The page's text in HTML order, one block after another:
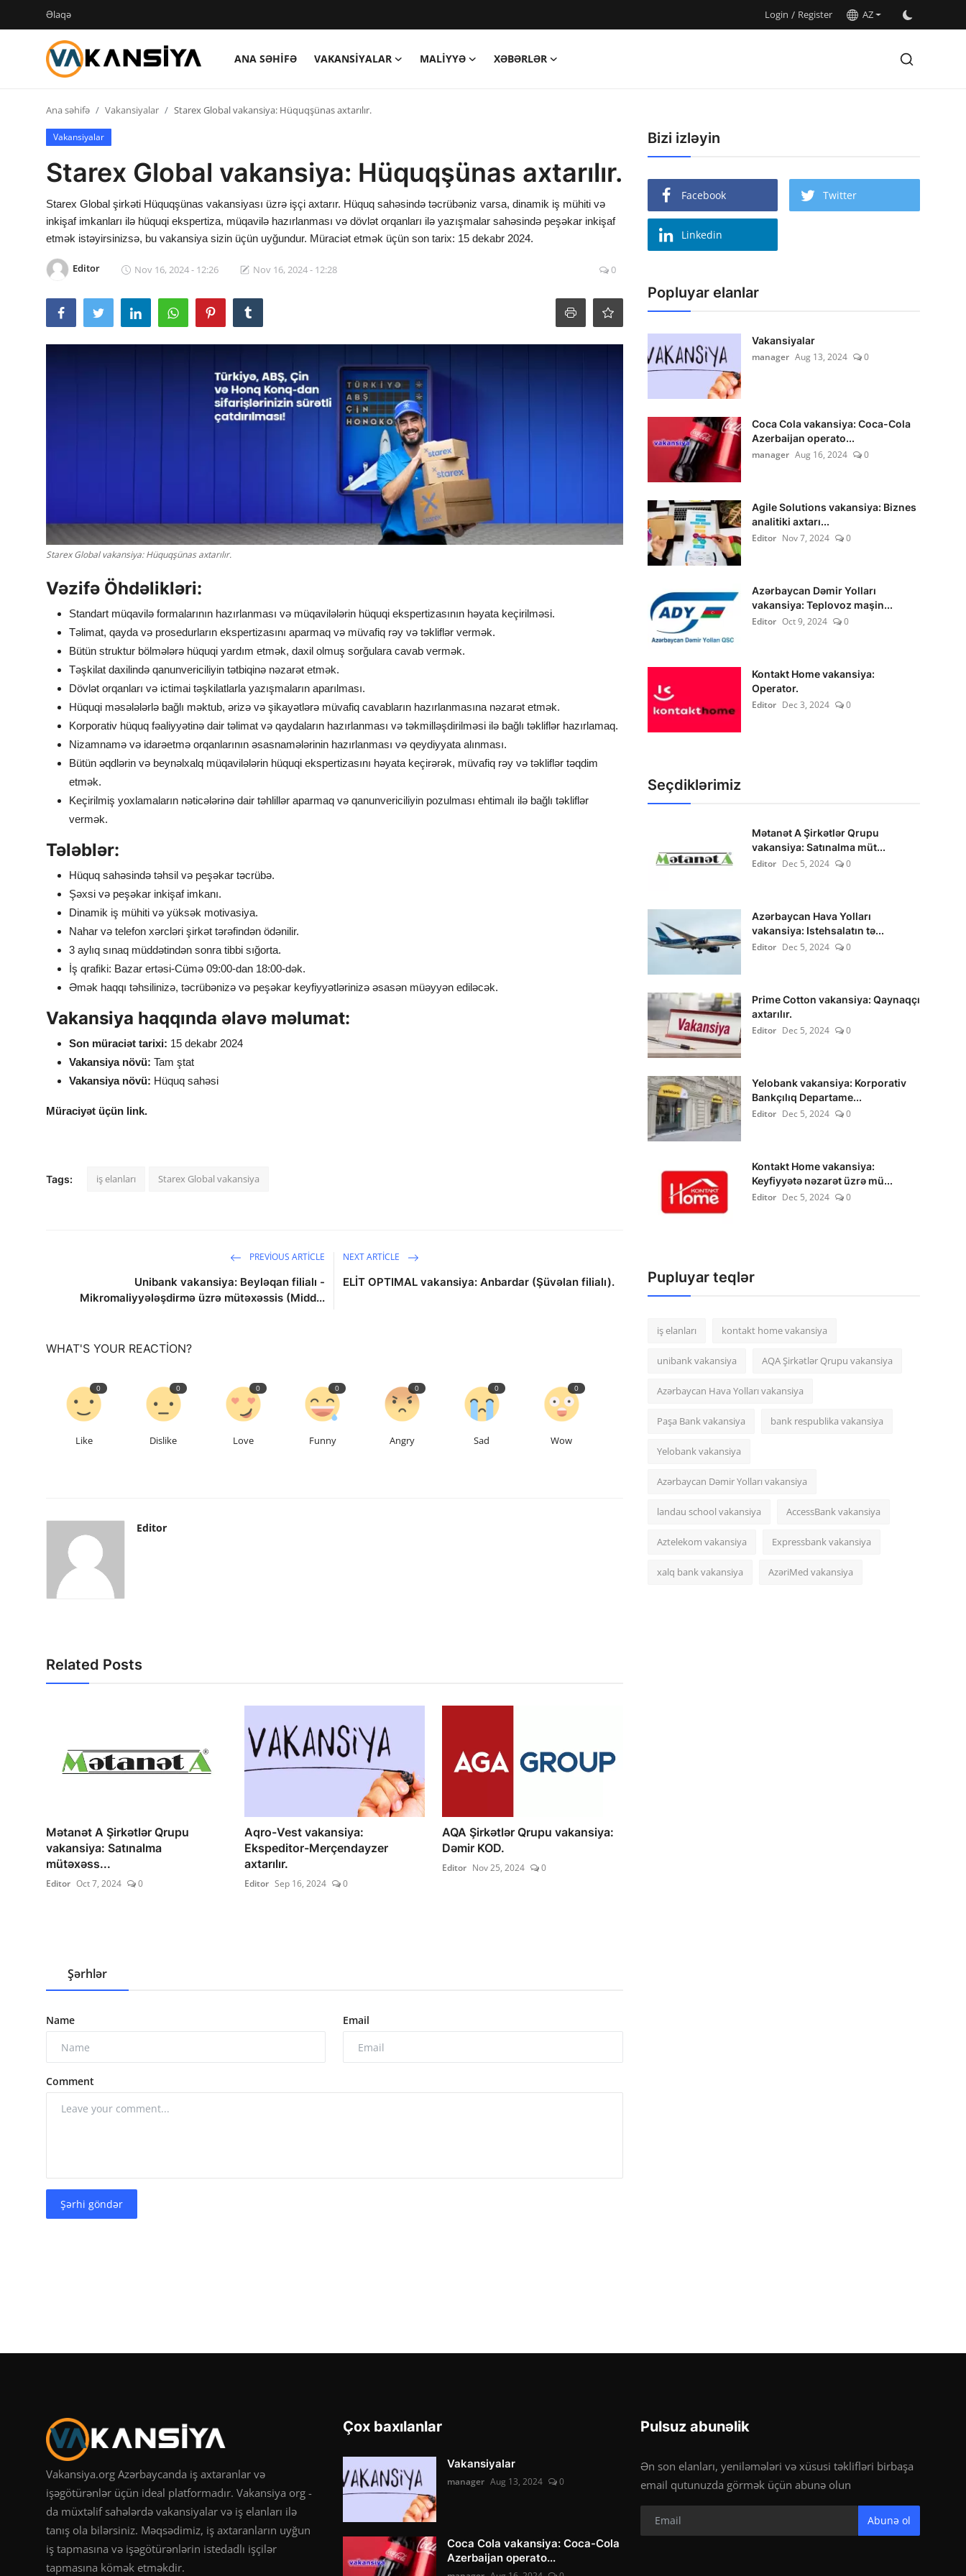
Əlaqə Login / Register AZ
ANA SƏHIFƏ VAKANSIYALAR MALIYYƏ
XƏBƏRLƏR
Login
Maliyyə
Xəbərlər
Ana səhifə Vakansiyalar Starex Global vakansiya: Hüquqşünas axtarılır.
Vakansiyalar
Starex Global vakansiya: Hüquqşünas axtarılır.
Starex Global şirkəti Hüquqşünas vakansiyası üzrə işçi axtarır. Hüquq sahəsində təcrübəniz varsa, dinamik iş mühiti və
inkişaf imkanları ilə hüquqi ekspertiza, müqavilə hazırlanması və dövlət orqanları ilə yazışmalar sahəsində peşəkar inkişaf
etmək istəyirsinizsə, bu vakansiya sizin üçün uyğundur. Müraciət etmək üçün son tarix: 15 dekabr 2024.
Editor Nov 16, 2024 - 12:26 Nov 16, 2024 - 12:28 0
Starex Global vakansiya: Hüquqşünas axtarılır.
Vəzifə Öhdəlikləri:
Standart müqavilə formalarının hazırlanması və müqavilələrin hüquqi ekspertizasının həyata keçirilməsi.
Təlimat, qayda və prosedurların ekspertizasını aparmaq və müvafiq rəy və təkliflər vermək.
Bütün struktur bölmələrə hüquqi yardım etmək, daxil olmuş sorğulara cavab vermək.
Təşkilat daxilində qanunvericiliyin tətbiqinə nəzarət etmək.
Dövlət orqanları və ictimai təşkilatlarla yazışmaların aparılması.
Hüquqi məsələlərlə bağlı məktub, ərizə və şikayətlərə müvafiq cavabların hazırlanmasına nəzarət etmək.
Korporativ hüquq fəaliyyətinə dair təlimat və qaydaların hazırlanması və təkmilləşdirilməsi ilə bağlı təkliflər hazırlamaq.
Nizamnamə və idarəetmə orqanlarının əsasnamələrinin hazırlanması və qeydiyyata alınması.
Bütün əqdlərin və beynəlxalq müqavilələrin hüquqi ekspertizasını həyata keçirərək, müvafiq rəy və təkliflər təqdim
etmək.
Keçirilmiş yoxlamaların nəticələrinə dair təhlillər aparmaq və qanunvericiliyin pozulması ehtimalı ilə bağlı təkliflər
vermək.
Tələblər:
Hüquq sahəsində təhsil və peşəkar təcrübə.
Şəxsi və peşəkar inkişaf imkanı.
Dinamik iş mühiti və yüksək motivasiya.
Nahar və telefon xərcləri şirkət tərəfindən ödənilir.
3 aylıq sınaq müddətindən sonra tibbi sığorta.
İş qrafiki: Bazar ertəsi-Cümə 09:00-dan 18:00-dək.
Əmək haqqı təhsilinizə, təcrübənizə və peşəkar keyfiyyətlərinizə əsasən müəyyən ediləcək.
Vakansiya haqqında əlavə məlumat:
Son müraciət tarixi: 15 dekabr 2024
Vakansiya növü: Tam ştat
Vakansiya növü: Hüquq sahəsi
Müraciyət üçün link.
Tags: iş elanları Starex Global vakansiya
PREVIOUS ARTICLE
Unibank vakansiya: Beyləqan filialı -
Mikromaliyyələşdirmə üzrə mütəxəssis (Midd...
NEXT ARTICLE
ELİT OPTIMAL vakansiya: Anbardar (Şüvəlan filialı).
WHAT'S YOUR REACTION?
0
Like
0
Dislike
0
Love
0
Funny
0
Angry
0
Sad
0
Wow
Editor
Related Posts
Mətanət A Şirkətlər Qrupu
vakansiya: Satınalma
mütəxəss...
Editor Oct 7, 2024 0
Aqro-Vest vakansiya:
Ekspeditor-Merçendayzer
axtarılır.
Editor Sep 16, 2024 0
AQA Şirkətlər Qrupu vakansiya:
Dəmir KOD.
Editor Nov 25, 2024 0
Şərhlər
Name Email
Comment
Şərhi göndər
Bizi izləyin
Facebook Twitter
Linkedin
Popluyar elanlar
Vakansiyalar
manager Aug 13, 2024 0
Coca Cola vakansiya: Coca-Cola
Azerbaijan operato...
manager Aug 16, 2024 0
Agile Solutions vakansiya: Biznes
analitiki axtarı...
Editor Nov 7, 2024 0
Azərbaycan Dəmir Yolları
vakansiya: Teplovoz maşin...
Editor Oct 9, 2024 0
Kontakt Home vakansiya:
Operator.
Editor Dec 3, 2024 0
Seçdiklərimiz
Mətanət A Şirkətlər Qrupu
vakansiya: Satınalma müt...
Editor Dec 5, 2024 0
Azərbaycan Hava Yolları
vakansiya: Istehsalatın tə...
Editor Dec 5, 2024 0
Prime Cotton vakansiya: Qaynaqçı
axtarılır.
Editor Dec 5, 2024 0
Yelobank vakansiya: Korporativ
Bankçılıq Departame...
Editor Dec 5, 2024 0
Kontakt Home vakansiya:
Keyfiyyətə nəzarət üzrə mü...
Editor Dec 5, 2024 0
Pupluyar teqlər
iş elanları kontakt home vakansiya
unibank vakansiya AQA Şirkətlər Qrupu vakansiya
Azərbaycan Hava Yolları vakansiya
Paşa Bank vakansiya bank respublika vakansiya
Yelobank vakansiya
Azərbaycan Dəmir Yolları vakansiya
landau school vakansiya AccessBank vakansiya
Aztelekom vakansiya Expressbank vakansiya
xalq bank vakansiya AzəriMed vakansiya
Vakansiya.org Azərbaycanda iş axtaranlar və
işəgötürənlər üçün ideal platformadır. Vakansiya org -
da müxtəlif sahələrdə vakansiyalar və iş elanları ilə
tanış ola bilərsiniz. Məqsədimiz, iş axtaranların uyğun
iş tapmasına və işəgötürənlərin istedadlı işçilər
tapmasına kömək etməkdir.
Çox baxılanlar
Vakansiyalar
manager Aug 13, 2024 0
Coca Cola vakansiya: Coca-Cola
Azerbaijan operato...
Pulsuz abunəlik
Ən son elanları, yeniləmələri və xüsusi təklifləri birbaşa
email qutunuzda görmək üçün abunə olun
Abunə ol